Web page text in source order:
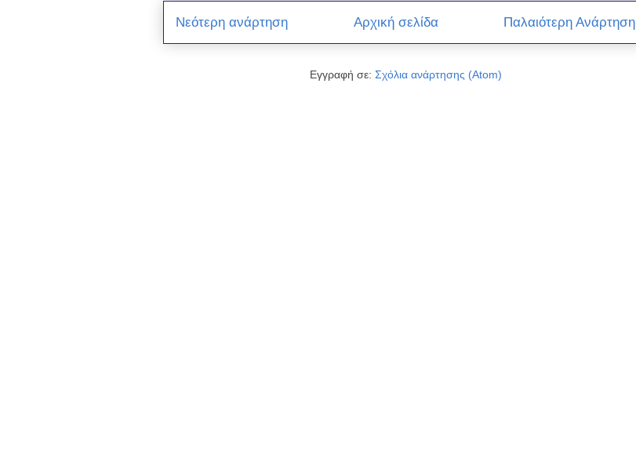
Νεότερη ανάρτηση Παλαιότερη Ανάρτηση
Αρχική σελίδα
Εγγραφή σε: Σχόλια ανάρτησης (Atom)